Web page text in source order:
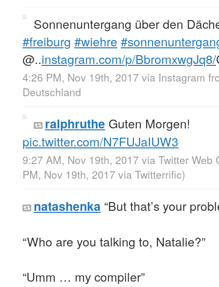
Sonnenuntergang über den
#freiburg #wiehre
@..instagram.com/p/BbromxwgJq8/
4:26 PM, Nov 19th, 2017 via Instagram
Deutschland
ralphruthe Guten Morgen!
pic.twitter.com/N7FUJaIUW3
9:27 AM, Nov 19th, 2017 via Twitter Web
PM, Nov 19th, 2017 via Twitterrific)
natashenka “But that’s your
“Who are you talking to, Natalie?”
“Umm … my compiler”